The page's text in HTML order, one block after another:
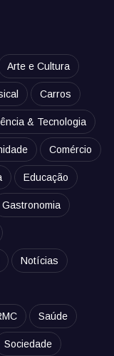
Arte e Cultura
Carros
& Tecnologia
Comércio
Educação
Gastronomia
Notícias
Saúde
Sociedade